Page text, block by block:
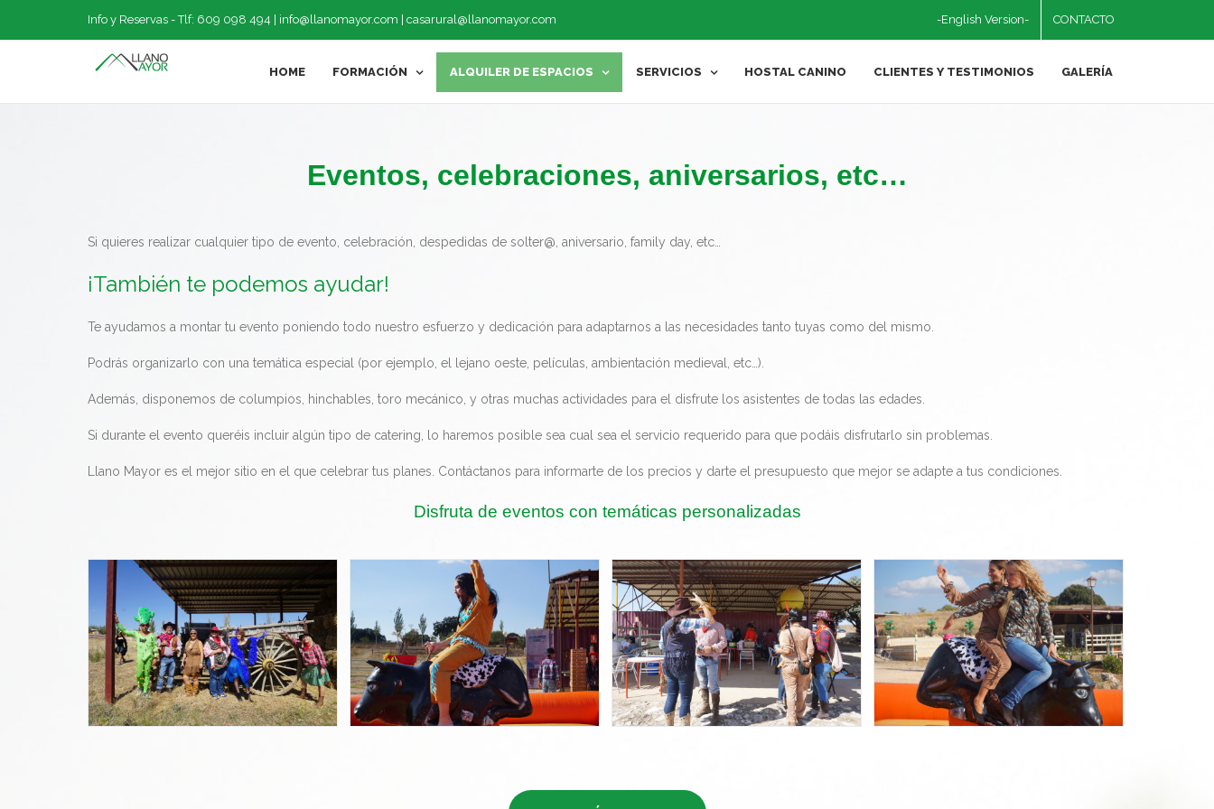
contenido
Info y Reservas - Tlf: 609 098 494 | info@llanomayor.com casarural@llanomayor.com -English Version- CONTACTO
HOME FORMACIÓN ALQUILER DE ESPACIOS SERVICIOS HOSTAL CANINO CLIENTES Y TESTIMONIOS GALERÍA
Eventos, celebraciones, aniversarios, etc…
Si quieres realizar cualquier tipo de evento, celebración, despedidas de solter@, aniversario, family day, etc…
¡También te podemos ayudar!
Te ayudamos a montar tu evento poniendo todo nuestro esfuerzo y dedicación para adaptarnos a las necesidades tanto tuyas como del mismo.
Podrás organizarlo con una temática especial (por ejemplo, el lejano oeste, películas, ambientación medieval, etc…).
Además, disponemos de columpios, hinchables, toro mecánico, y otras muchas actividades para el disfrute los asistentes de todas las edades.
Si durante el evento queréis incluir algún tipo de catering, lo haremos posible sea cual sea el servicio requerido para que podáis disfrutarlo sin problemas.
Llano Mayor es el mejor sitio en el que celebrar tus planes. Contáctanos para informarte de los precios y darte el presupuesto que mejor se adapte a tus condiciones.
Disfruta de eventos con temáticas personalizadas